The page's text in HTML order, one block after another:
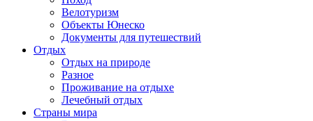
Велотуризм
Объекты Юнеско
Документы для путешествий
Отдых
Отдых на природе
Разное
Проживание на отдыхе
Лечебный отдых
Страны мира